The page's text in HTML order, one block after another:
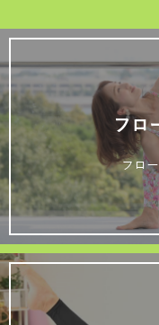
フロ
フロ